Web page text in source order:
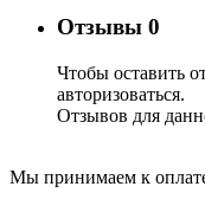
Отзывы 0
Чтобы оcтавить
авторизоваться.
Отзывов для
Мы принимаем к